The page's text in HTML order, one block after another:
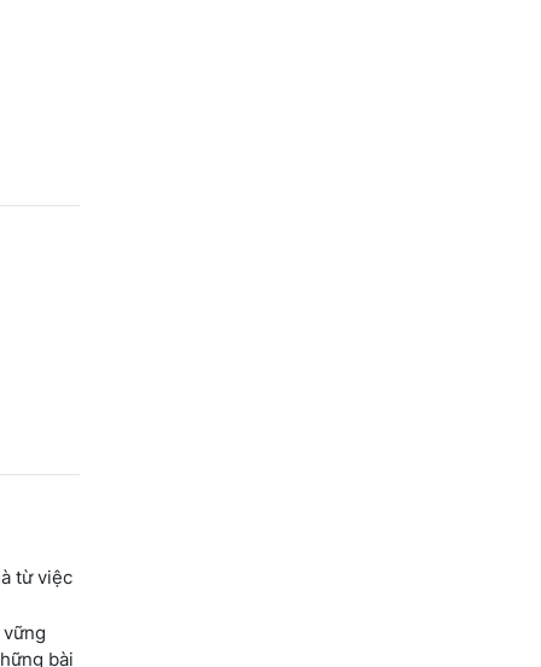
từ việc
bài